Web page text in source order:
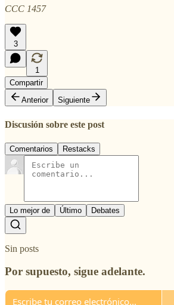
CCC 1457
3
1
Compartir
Anterior
Siguiente
Discusión sobre este post
Comentarios Restacks
Lo mejor de Último Debates
Sin posts
Por supuesto, sigue adelante.